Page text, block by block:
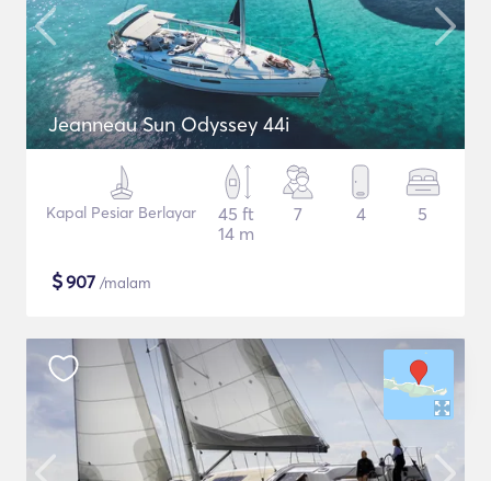
Jeanneau Sun Odyssey 44i
Kapal Pesiar Berlayar
45 ft
14 m
7 4 5
$907 /malam